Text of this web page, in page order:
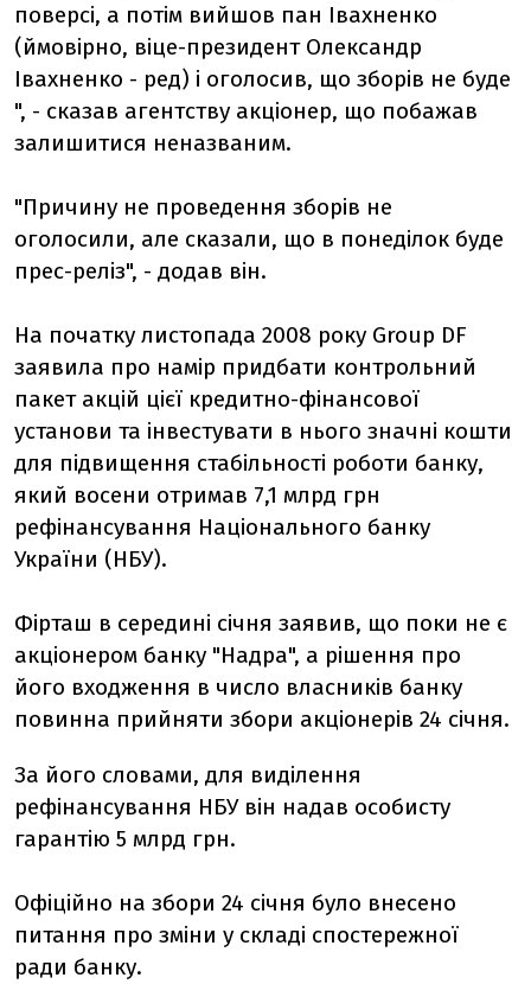
поверсі, а потім вийшов пан Івахненко
(ймовірно, віце-президент Олександр
Івахненко - ред) і оголосив, що зборів не буде
", - сказав агентству акціонер, що побажав
залишитися неназваним.
"Причину не проведення зборів не
оголосили, але сказали, що в понеділок буде
прес-реліз", - додав він.
На початку листопада 2008 року Group DF
заявила про намір придбати контрольний
пакет акцій цієї кредитно-фінансової
установи та інвестувати в нього значні кошти
для підвищення стабільності роботи банку,
який восени отримав 7,1 млрд грн
рефінансування Національного банку
України (НБУ).
Фірташ в середині січня заявив, що поки не є
акціонером банку "Надра", а рішення про
його входження в число власників банку
повинна прийняти збори акціонерів 24 січня.
За його словами, для виділення
рефінансування НБУ він надав особисту
гарантію 5 млрд грн.
Офіційно на збори 24 січня було внесено
питання про зміни у складі спостережної
ради банку.